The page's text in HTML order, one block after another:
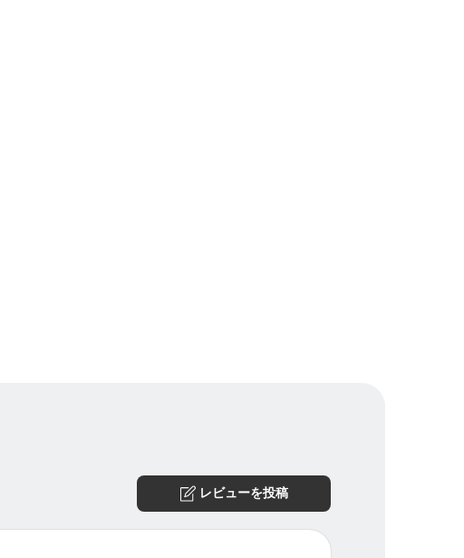
レビューを投稿